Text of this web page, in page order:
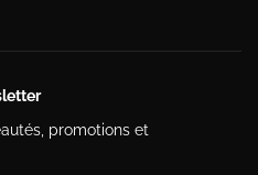
promotions et